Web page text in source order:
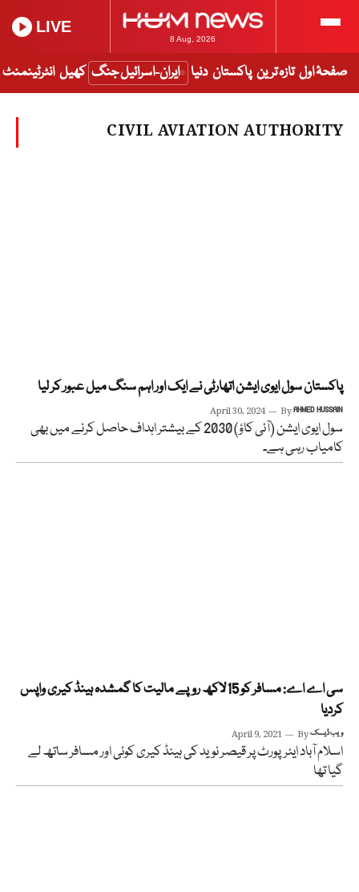
8 Aug, 2026
LIVE
صفحۂ اول تازہ ترین پاکستان دنیا ایران-اسرائیل جنگ کھیل انٹرٹینمنٹ
CIVIL AVIATION AUTHORITY
پاکستان سول ایوی ایشن اتھارٹی نے ایک اور اہم سنگ میل عبور کر لیا
April 30, 2024 ByAHMED HUSSAIN
سول ایوی ایشن (آئی کاؤ) 2030 کے بیشتر اہداف حاصل کرنے میں بھی
کامیاب رہی ہے۔
سی اے اے: مسافر کو 15لاکھ روپے مالیت کا گمشدہ ہینڈ کیری واپس
کردیا
April 9, 2021 Byویب ڈیسک
اسلام آباد ایئرپورٹ پر قیصر نوید کی ہینڈ کیری کوئی اور مسافر ساتھ لے
گیا تھا